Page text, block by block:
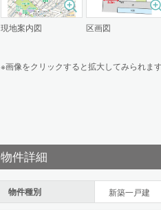
現地案内図 区画図
※画像をクリックすると拡大してみられます
物件詳細
物件種別 新築一戸建